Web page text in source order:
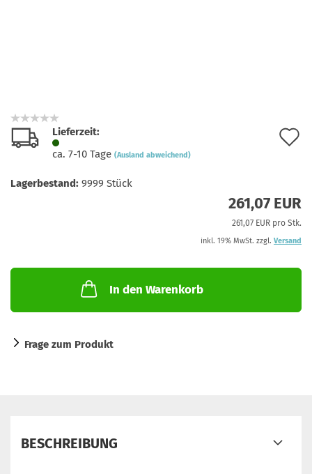
Lieferzeit:
ca. 7-10 Tage (Ausland abweichend)
Lagerbestand: 9999 Stück
261,07 EUR
261,07 EUR pro Stk.
inkl. 19% MwSt. zzgl. Versand
In den Warenkorb
Frage zum Produkt
BESCHREIBUNG